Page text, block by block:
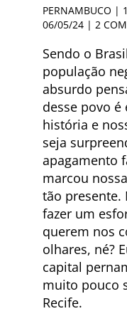
PERNAMBUCO |
06/05/24 | 2
Sendo o
população
absurdo
desse povo é
história e
seja
apagamento
marcou
tão presente.
fazer um
querem nos
olhares, né?
capital
muito pouco
Recife.